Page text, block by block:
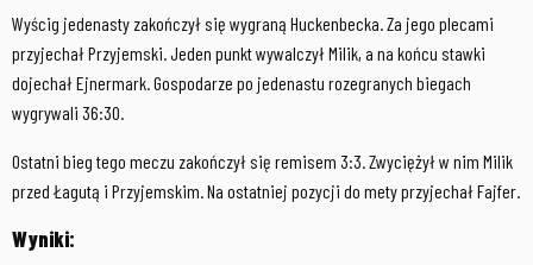
Wyścig jedenasty zakończył się wygraną Huckenbecka. Za jego plecami
przyjechał Przyjemski. Jeden punkt wywalczył Milik, a na końcu stawki
dojechał Ejnermark. Gospodarze po jedenastu rozegranych biegach
wygrywali 36:30.
Ostatni bieg tego meczu zakończył się remisem 3:3. Zwyciężył w nim Milik
przed Łagutą i Przyjemskim. Na ostatniej pozycji do mety przyjechał Fajfer.
Wyniki: